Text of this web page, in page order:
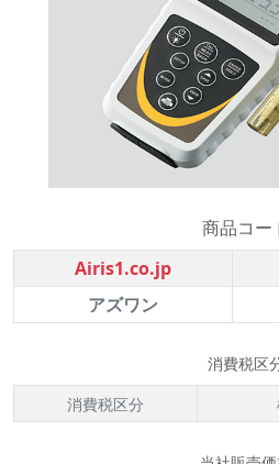
商品コー
Airis1.co.jp
アズワン
消費税区
消費税区分